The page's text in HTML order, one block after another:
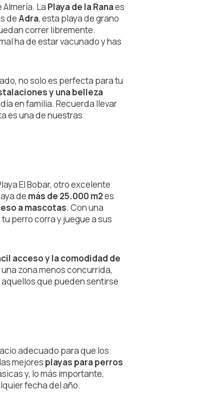
La Playa de la Ranaes
de Adra, esta playa de grano
correr libremente.
ha de estar vacunado y has
no solo es perfecta para tu
y una belleza
en familia. Recuerda llevar
es una de nuestras
El Bobar, otro excelente
de más de 25.000 m2es
a mascotas. Con una
perro corra y juegue a sus
acceso y la comodidad de
zona menos concurrida,
que pueden sentirse
adecuado para que los
mejores playas para perros
y, lo más importante,
fecha del año.